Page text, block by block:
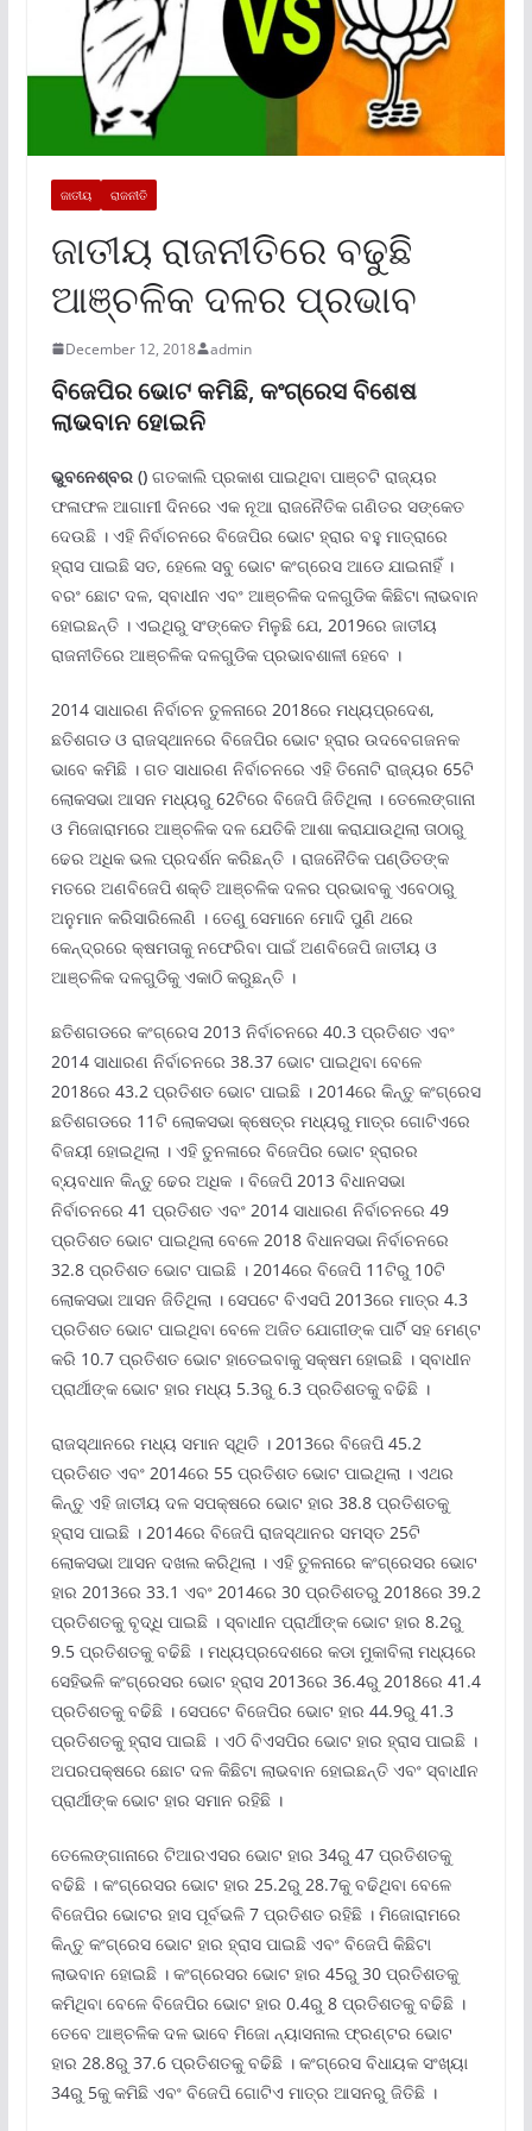
ଜାତୀୟ ରାଜନୀତି
ଜାତୀୟ ରାଜନୀତିରେ ବଢୁଛି
ଆଞ୍ଚଳିକ ଦଳର ପ୍ରଭାବ
December 12, 2018 admin
ବିଜେପିର ଭୋଟ କମିଛି, କଂଗ୍ରେସ ବିଶେଷ
ଲାଭବାନ ହୋଇନି
ଭୁବନେଶ୍ବର ()ଗତକାଲି ପ୍ରକାଶ ପାଇଥିବା ପାଞ୍ଚଟି ରାଜ୍ୟର
ଫଳାଫଳ ଆଗାମୀ ଦିନରେ ଏକ ନୂଆ ରାଜନୈତିକ ଗଣିତର ସଙ୍କେତ
ଦେଉଛି । ଏହି ନିର୍ବାଚନରେ ବିଜେପିର ଭୋଟ ହ୍ରାର ବହୁ ମାତ୍ରାରେ
ହ୍ରାସ ପାଇଛି ସତ, ହେଲେ ସବୁ ଭୋଟ କଂଗ୍ରେସ ଆଡେ ଯାଇନାହିଁ ।
ବରଂ ଛୋଟ ଦଳ, ସ୍ବାଧୀନ ଏବଂ ଆଞ୍ଚଳିକ ଦଳଗୁଡିକ କିଛିଟା ଲାଭବାନ
ହୋଇଛନ୍ତି । ଏଇଥିରୁ ସଂଙ୍କେତ ମିଳୁଛି ଯେ, 2019ରେ ଜାତୀୟ
ରାଜନୀତିରେ ଆଞ୍ଚଳିକ ଦଳଗୁଡିକ ପ୍ରଭାବଶାଳୀ ହେବେ ।
2014 ସାଧାରଣ ନିର୍ବାଚନ ତୁଳନାରେ 2018ରେ ମଧ୍ୟପ୍ରଦେଶ,
ଛତିଶଗଡ ଓ ରାଜସ୍ଥାନରେ ବିଜେପିର ଭୋଟ ହ୍ରାର ଉଦବେଗଜନକ
ଭାବେ କମିଛି । ଗତ ସାଧାରଣ ନିର୍ବାଚନରେ ଏହି ତିନୋଟି ରାଜ୍ୟର 65ଟି
ଲୋକସଭା ଆସନ ମଧ୍ୟରୁ 62ଟିରେ ବିଜେପି ଜିତିଥିଲା । ତେଲେଙ୍ଗାନା
ଓ ମିଜୋରାମରେ ଆଞ୍ଚଳିକ ଦଳ ଯେତିକି ଆଶା କରାଯାଉଥିଲା ତାଠାରୁ
ଢେର ଅଧିକ ଭଲ ପ୍ରଦର୍ଶନ କରିଛନ୍ତି । ରାଜନୈତିକ ପଣ୍ଡିତଙ୍କ
ମତରେ ଅଣବିଜେପି ଶକ୍ତି ଆଞ୍ଚଳିକ ଦଳର ପ୍ରଭାବକୁ ଏବେଠାରୁ
ଅନୁମାନ କରିସାରିଲେଣି । ତେଣୁ ସେମାନେ ମୋଦି ପୁଣି ଥରେ
କେନ୍ଦ୍ରରେ କ୍ଷମତାକୁ ନଫେରିବା ପାଇଁ ଅଣବିଜେପି ଜାତୀୟ ଓ
ଆଞ୍ଚଳିକ ଦଳଗୁଡିକୁ ଏକାଠି କରୁଛନ୍ତି ।
ଛତିଶଗଡରେ କଂଗ୍ରେସ 2013 ନିର୍ବାଚନରେ 40.3 ପ୍ରତିଶତ ଏବଂ
2014 ସାଧାରଣ ନିର୍ବାଚନରେ 38.37 ଭୋଟ ପାଇଥିବା ବେଳେ
2018ରେ 43.2 ପ୍ରତିଶତ ଭୋଟ ପାଇଛି । 2014ରେ କିନ୍ତୁ କଂଗ୍ରେସ
ଛତିଶଗଡରେ 11ଟି ଲୋକସଭା କ୍ଷେତ୍ର ମଧ୍ୟରୁ ମାତ୍ର ଗୋଟିଏରେ
ବିଜୟୀ ହୋଇଥିଲା । ଏହି ତୁନଳାରେ ବିଜେପିର ଭୋଟ ହ୍ରାରର
ବ୍ୟବଧାନ କିନ୍ତୁ ଢେର ଅଧିକ । ବିଜେପି 2013 ବିଧାନସଭା
ନିର୍ବାଚନରେ 41 ପ୍ରତିଶତ ଏବଂ 2014 ସାଧାରଣ ନିର୍ବାଚନରେ 49
ପ୍ରତିଶତ ଭୋଟ ପାଇଥିଲା ବେଳେ 2018 ବିଧାନସଭା ନିର୍ବାଚନରେ
32.8 ପ୍ରତିଶତ ଭୋଟ ପାଇଛି । 2014ରେ ବିଜେପି 11ଟିରୁ 10ଟି
ଲୋକସଭା ଆସନ ଜିତିଥିଲା । ସେପଟେ ବିଏସପି 2013ରେ ମାତ୍ର 4.3
ପ୍ରତିଶତ ଭୋଟ ପାଇଥିବା ବେଳେ ଅଜିତ ଯୋଗୀଙ୍କ ପାର୍ଟି ସହ ମେଣ୍ଟ
କରି 10.7 ପ୍ରତିଶତ ଭୋଟ ହାତେଇବାକୁ ସକ୍ଷମ ହୋଇଛି । ସ୍ବାଧୀନ
ପ୍ରାର୍ଥୀଙ୍କ ଭୋଟ ହାର ମଧ୍ୟ 5.3ରୁ 6.3 ପ୍ରତିଶତକୁ ବଢିଛି ।
ରାଜସ୍ଥାନରେ ମଧ୍ୟ ସମାନ ସ୍ଥିତି । 2013ରେ ବିଜେପି 45.2
ପ୍ରତିଶତ ଏବଂ 2014ରେ 55 ପ୍ରତିଶତ ଭୋଟ ପାଇଥିଲା । ଏଥର
କିନ୍ତୁ ଏହି ଜାତୀୟ ଦଳ ସପକ୍ଷରେ ଭୋଟ ହାର 38.8 ପ୍ରତିଶତକୁ
ହ୍ରାସ ପାଇଛି । 2014ରେ ବିଜେପି ରାଜସ୍ଥାନର ସମସ୍ତ 25ଟି
ଲୋକସଭା ଆସନ ଦଖଲ କରିଥିଲା । ଏହି ତୁଳନାରେ କଂଗ୍ରେସର ଭୋଟ
ହାର 2013ରେ 33.1 ଏବଂ 2014ରେ 30 ପ୍ରତିଶତରୁ 2018ରେ 39.2
ପ୍ରତିଶତକୁ ବୃଦ୍ଧି ପାଇଛି । ସ୍ବାଧୀନ ପ୍ରାର୍ଥୀଙ୍କ ଭୋଟ ହାର 8.2ରୁ
9.5 ପ୍ରତିଶତକୁ ବଢିଛି । ମଧ୍ୟପ୍ରଦେଶରେ କଡା ମୁକାବିଲା ମଧ୍ୟରେ
ସେହିଭଳି କଂଗ୍ରେସର ଭୋଟ ହ୍ରାସ 2013ରେ 36.4ରୁ 2018ରେ 41.4
ପ୍ରତିଶତକୁ ବଢିଛି । ସେପଟେ ବିଜେପିର ଭୋଟ ହାର 44.9ରୁ 41.3
ପ୍ରତିଶତକୁ ହ୍ରାସ ପାଇଛି । ଏଠି ବିଏସପିର ଭୋଟ ହାର ହ୍ରାସ ପାଇଛି ।
ଅପରପକ୍ଷରେ ଛୋଟ ଦଳ କିଛିଟା ଲାଭବାନ ହୋଇଛନ୍ତି ଏବଂ ସ୍ବାଧୀନ
ପ୍ରାର୍ଥୀଙ୍କ ଭୋଟ ହାର ସମାନ ରହିଛି ।
ତେଲେଙ୍ଗାନାରେ ଟିଆରଏସର ଭୋଟ ହାର 34ରୁ 47 ପ୍ରତିଶତକୁ
ବଢିଛି । କଂଗ୍ରେସର ଭୋଟ ହାର 25.2ରୁ 28.7କୁ ବଢିଥିବା ବେଳେ
ବିଜେପିର ଭୋଟର ହାସ ପୂର୍ବଭଳି 7 ପ୍ରତିଶତ ରହିଛି । ମିଜୋରାମରେ
କିନ୍ତୁ କଂଗ୍ରେସ ଭୋଟ ହାର ହ୍ରାସ ପାଇଛି ଏବଂ ବିଜେପି କିଛିଟା
ଲାଭବାନ ହୋଇଛି । କଂଗ୍ରେସର ଭୋଟ ହାର 45ରୁ 30 ପ୍ରତିଶତକୁ
କମିଥିବା ବେଳେ ବିଜେପିର ଭୋଟ ହାର 0.4ରୁ 8 ପ୍ରତିଶତକୁ ବଢିଛି ।
ତେବେ ଆଞ୍ଚଳିକ ଦଳ ଭାବେ ମିଜୋ ନ୍ୟାସନାଲ ଫ୍ରଣ୍ଟର ଭୋଟ
ହାର 28.8ରୁ 37.6 ପ୍ରତିଶତକୁ ବଢିଛି । କଂଗ୍ରେସ ବିଧାୟକ ସଂଖ୍ୟା
34ରୁ 5କୁ କମିଛି ଏବଂ ବିଜେପି ଗୋଟିଏ ମାତ୍ର ଆସନରୁ ଜିତିଛି ।